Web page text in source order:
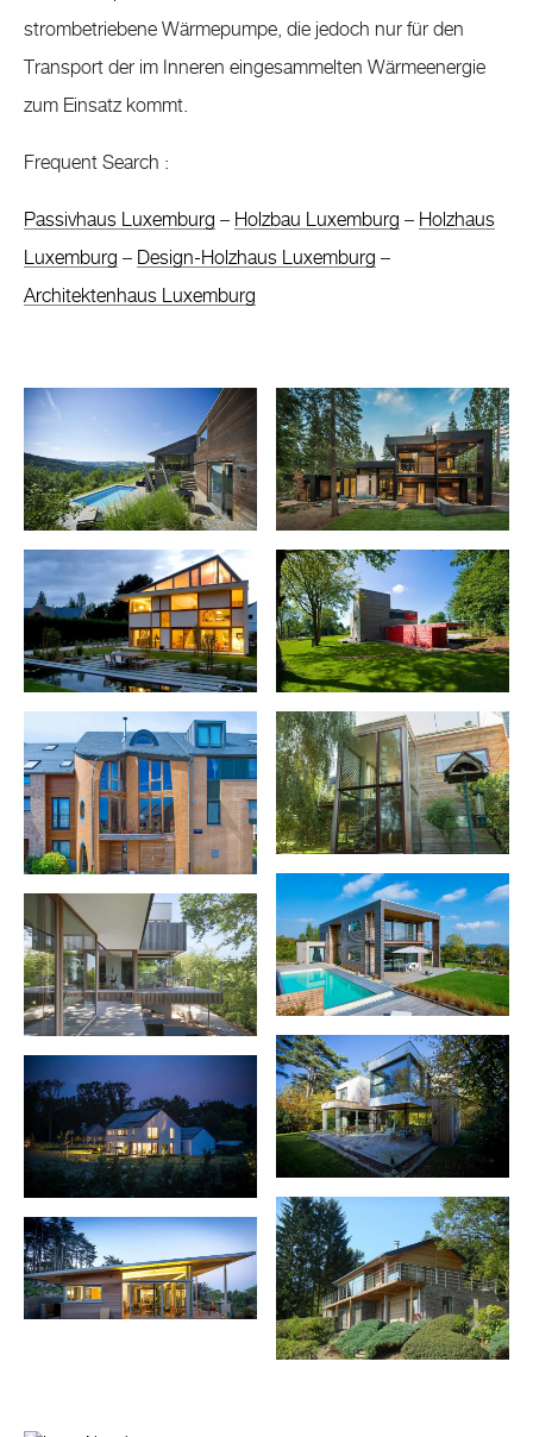
strombetriebene Wärmepumpe, die jedoch nur für den
Transport der im Inneren eingesammelten Wärmeenergie
zum Einsatz kommt.
Frequent Search :
Passivhaus Luxemburg – Holzbau Luxemburg – Holzhaus
Luxemburg – Design-Holzhaus Luxemburg –
Architektenhaus Luxemburg